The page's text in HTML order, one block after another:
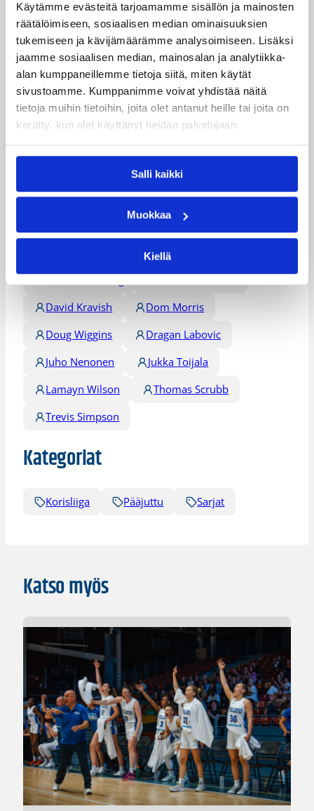
Käytämme evästeitä tarjoamamme sisällön ja mainosten
räätälöimiseen, sosiaalisen median ominaisuuksien
tukemiseen ja kävijämäärämme analysoimiseen. Lisäksi
jaamme sosiaalisen median, mainosalan ja analytiikka-
alan kumppaneillemme tietoja siitä, miten käytät
sivustoamme. Kumppanimme voivat yhdistää näitä
tietoja muihin tietoihin, joita olet antanut heille tai joita on
kerätty, kun olet käyttänyt heidän palvelujaan.
Salli kaikki
Muokkaa
Kiellä
24 pistettä heittänyt laituri Trevis Simpson sekä
monipuolinen laiturikaksikko Lamayn Wilson (15/8) –
Thomas Scrubb (12/9).
BC Nokian kokoonpanosta itsensä esille nostivat tupla-
tuplan 23 pisteellä ja 13 levypallolla toimittanut
sentteri David Kravish sekä 16 pistettä pussittanut
sentteri Dragan Labovic (16/6).
Ottelutilastot:BC Nokia – Kataja
Henkilöt
Alex Vaenerberg
Austen Rowland
David Kravish
Dom Morris
Doug Wiggins
Dragan Labovic
Juho Nenonen
Jukka Toijala
Lamayn Wilson
Thomas Scrubb
Trevis Simpson
Kategoriat
Korisliiga Pääjuttu Sarjat
Katso myös